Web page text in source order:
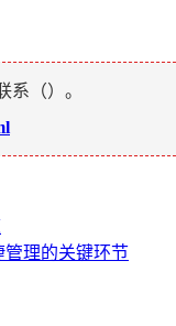
系（）。
管理的关键环节